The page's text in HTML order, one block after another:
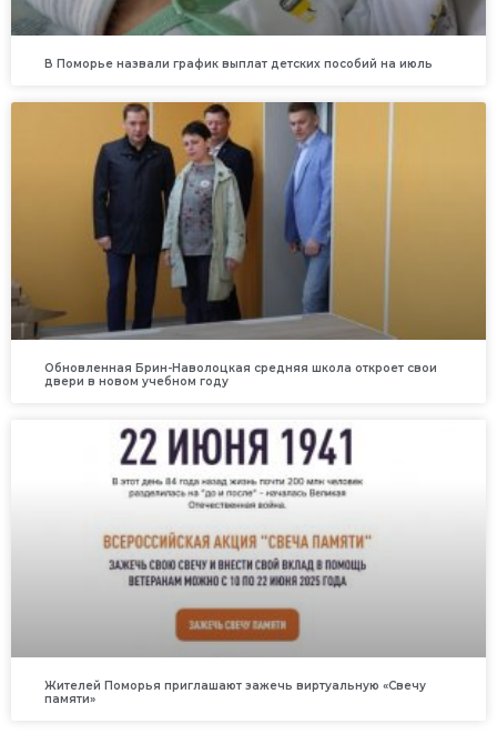
В Поморье назвали график выплат детских пособий на июль
Обновленная Брин-Наволоцкая средняя школа откроет свои
двери в новом учебном году
Жителей Поморья приглашают зажечь виртуальную «Свечу
памяти»